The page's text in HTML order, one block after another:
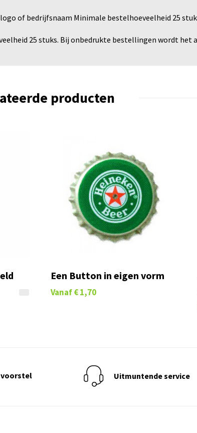
of bedrijfsnaam Minimale bestelhoeveelheid 25
25 stuks. Bij onbedrukte bestellingen wordt het
producten
Een Button in eigen vorm
Vanaf€ 1,70
Uitmuntende service